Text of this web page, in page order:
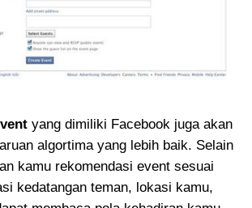
yang dimiliki Facebook juga akan
algortima yang lebih baik. Selain
kamu rekomendasi event sesuai
kedatangan teman, lokasi kamu,